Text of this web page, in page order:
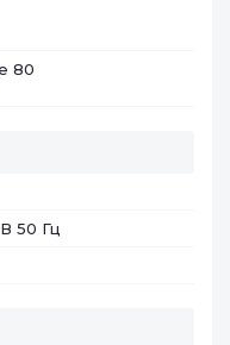
80
50 Гц